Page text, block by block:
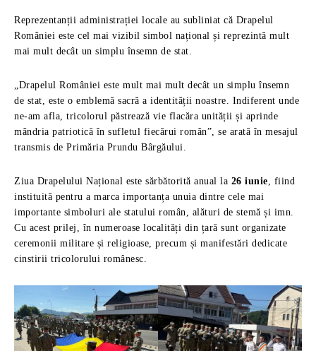
Reprezentanții administrației locale au subliniat că Drapelul
României este cel mai vizibil simbol național și reprezintă mult
mai mult decât un simplu însemn de stat.
„Drapelul României este mult mai mult decât un simplu însemn
de stat, este o emblemă sacră a identității noastre. Indiferent unde
ne-am afla, tricolorul păstrează vie flacăra unității și aprinde
mândria patriotică în sufletul fiecărui român”, se arată în mesajul
transmis de Primăria Prundu Bârgăului.
Ziua Drapelului Național este sărbătorită anual la 26 iunie, fiind
instituită pentru a marca importanța unuia dintre cele mai
importante simboluri ale statului român, alături de stemă și imn.
Cu acest prilej, în numeroase localități din țară sunt organizate
ceremonii militare și religioase, precum și manifestări dedicate
cinstirii tricolorului românesc.